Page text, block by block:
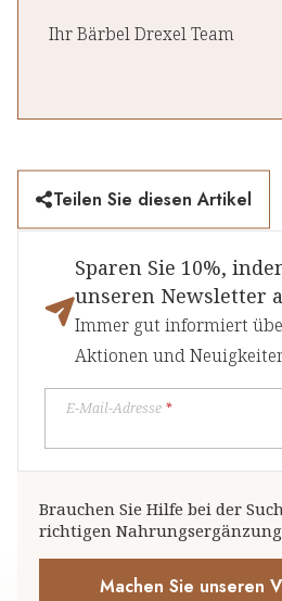
Ihr Bärbel Drexel Team
Teilen Sie diesen Artikel
Sparen Sie 10%,
unseren Newsletter
Immer gut informiert
Aktionen und
E-Mail-Adresse *
Brauchen Sie Hilfe bei der
richtigen
Machen Sie unseren